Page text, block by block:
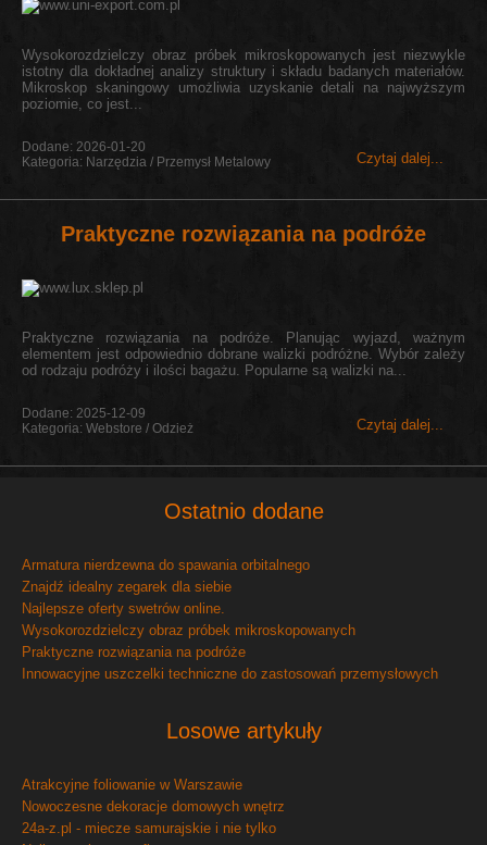
Wysokorozdzielczy obraz próbek mikroskopowanych jest niezwykle
istotny dla dokładnej analizy struktury i składu badanych materiałów.
Mikroskop skaningowy umożliwia uzyskanie detali na najwyższym
poziomie, co jest...
Czytaj dalej...
Dodane: 2026-01-20
Kategoria: Narzędzia / Przemysł Metalowy
Praktyczne rozwiązania na podróże
Praktyczne rozwiązania na podróże. Planując wyjazd, ważnym
elementem jest odpowiednio dobrane walizki podróżne. Wybór zależy
od rodzaju podróży i ilości bagażu. Popularne są walizki na...
Czytaj dalej...
Dodane: 2025-12-09
Kategoria: Webstore / Odzież
Ostatnio dodane
Armatura nierdzewna do spawania orbitalnego
Znajdź idealny zegarek dla siebie
Najlepsze oferty swetrów online.
Wysokorozdzielczy obraz próbek mikroskopowanych
Praktyczne rozwiązania na podróże
Innowacyjne uszczelki techniczne do zastosowań przemysłowych
Losowe artykuły
Atrakcyjne foliowanie w Warszawie
Nowoczesne dekoracje domowych wnętrz
24a-z.pl - miecze samurajskie i nie tylko